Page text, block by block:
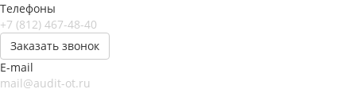
Телефоны
+7 (812) 467-48-40
Заказать звонок
E-mail
mail@audit-ot.ru